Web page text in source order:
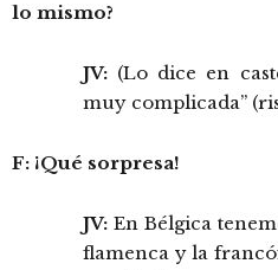
lo mismo?
JV: (Lo dice en
muy complicada”
F: ¡Qué sorpresa!
JV: En Bélgica
flamenca y la